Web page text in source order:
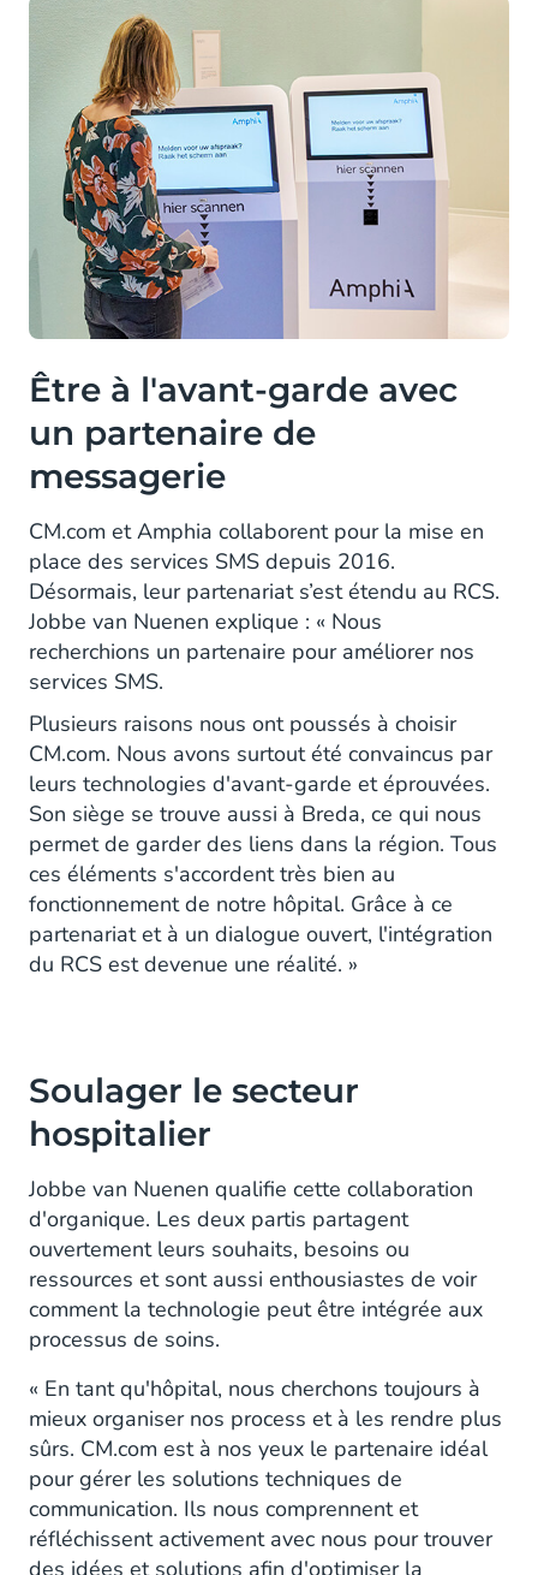
Être à l'avant-garde avec
un partenaire de
messagerie
CM.com et Amphia collaborent pour la mise en
place des services SMS depuis 2016.
Désormais, leur partenariat s’est étendu au RCS.
Jobbe van Nuenen explique : « Nous
recherchions un partenaire pour améliorer nos
services SMS.
Plusieurs raisons nous ont poussés à choisir
CM.com. Nous avons surtout été convaincus par
leurs technologies d'avant-garde et éprouvées.
Son siège se trouve aussi à Breda, ce qui nous
permet de garder des liens dans la région. Tous
ces éléments s'accordent très bien au
fonctionnement de notre hôpital. Grâce à ce
partenariat et à un dialogue ouvert, l'intégration
du RCS est devenue une réalité. »
Soulager le secteur
hospitalier
Jobbe van Nuenen qualifie cette collaboration
d'organique. Les deux partis partagent
ouvertement leurs souhaits, besoins ou
ressources et sont aussi enthousiastes de voir
comment la technologie peut être intégrée aux
processus de soins.
« En tant qu'hôpital, nous cherchons toujours à
mieux organiser nos process et à les rendre plus
sûrs. CM.com est à nos yeux le partenaire idéal
pour gérer les solutions techniques de
communication. Ils nous comprennent et
réfléchissent activement avec nous pour trouver
des idées et solutions afin d'optimiser la